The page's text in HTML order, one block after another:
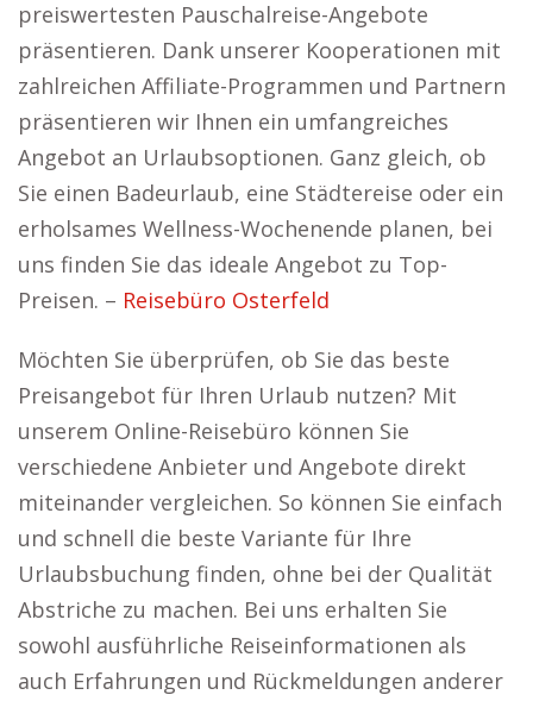
preiswertesten Pauschalreise-Angebote
präsentieren. Dank unserer Kooperationen mit
zahlreichen Affiliate-Programmen und Partnern
präsentieren wir Ihnen ein umfangreiches
Angebot an Urlaubsoptionen. Ganz gleich, ob
Sie einen Badeurlaub, eine Städtereise oder ein
erholsames Wellness-Wochenende planen, bei
uns finden Sie das ideale Angebot zu Top-
Preisen. – Reisebüro Osterfeld
Möchten Sie überprüfen, ob Sie das beste
Preisangebot für Ihren Urlaub nutzen? Mit
unserem Online-Reisebüro können Sie
verschiedene Anbieter und Angebote direkt
miteinander vergleichen. So können Sie einfach
und schnell die beste Variante für Ihre
Urlaubsbuchung finden, ohne bei der Qualität
Abstriche zu machen. Bei uns erhalten Sie
sowohl ausführliche Reiseinformationen als
auch Erfahrungen und Rückmeldungen anderer